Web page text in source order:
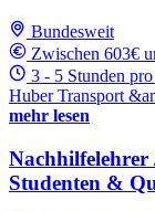
Bundesweit
Zwischen 603€
3 - 5 Stunden
Huber Transport
mehr lesen
Studenten &